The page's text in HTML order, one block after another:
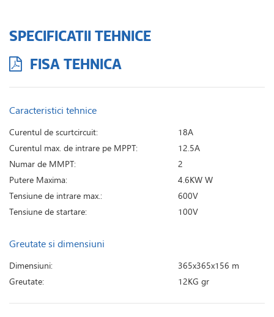
SPECIFICATII TEHNICE
FISA TEHNICA
Caracteristici tehnice
Curentul de scurtcircuit:
18A
Curentul max. de intrare pe MPPT:
12.5A
Numar de MMPT:
2
Putere Maxima:
4.6KW W
Tensiune de intrare max.:
600V
Tensiune de startare:
100V
Greutate si dimensiuni
Dimensiuni:
365x365x156 m
Greutate:
12KG gr